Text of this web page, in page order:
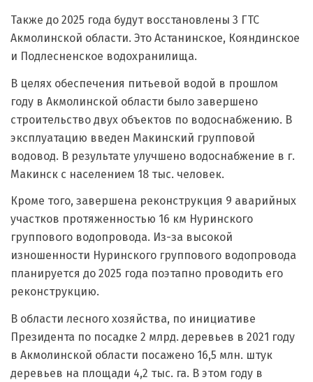
Также до 2025 года будут восстановлены 3 ГТС
Акмолинской области. Это Астанинское, Кояндинское
и Подлесненское водохранилища.
В целях обеспечения питьевой водой в прошлом
году в Акмолинской области было завершено
строительство двух объектов по водоснабжению. В
эксплуатацию введен Макинский групповой
водовод. В результате улучшено водоснабжение в г.
Макинск с населением 18 тыс. человек.
Кроме того, завершена реконструкция 9 аварийных
участков протяженностью 16 км Нуринского
группового водопровода. Из-за высокой
изношенности Нуринского группового водопровода
планируется до 2025 года поэтапно проводить его
реконструкцию.
В области лесного хозяйства, по инициативе
Президента по посадке 2 млрд. деревьев в 2021 году
в Акмолинской области посажено 16,5 млн. штук
деревьев на площади 4,2 тыс. га. В этом году в